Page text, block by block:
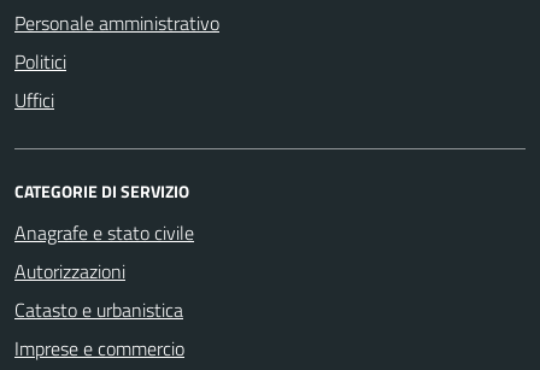
Personale amministrativo
Politici
Uffici
CATEGORIE DI SERVIZIO
Anagrafe e stato civile
Autorizzazioni
Catasto e urbanistica
Imprese e commercio